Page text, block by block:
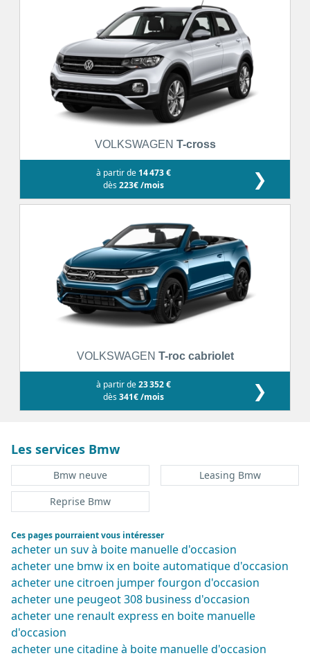
VOLKSWAGEN T-cross
à partir de 14 473 €
dès223€ /mois ❯
VOLKSWAGEN T-roc cabriolet
à partir de23 352 €
dès341€ /mois ❯
Les services Bmw
Bmw neuve
Leasing Bmw
Reprise Bmw
Ces pages pourraient vous intéresser
acheter un suv à boite manuelle d'occasion
acheter une bmw ix en boite automatique d'occasion
acheter une citroen jumper fourgon d'occasion
acheter une peugeot 308 business d'occasion
acheter une renault express en boite manuelle
d'occasion
acheter une citadine à boite manuelle d'occasion